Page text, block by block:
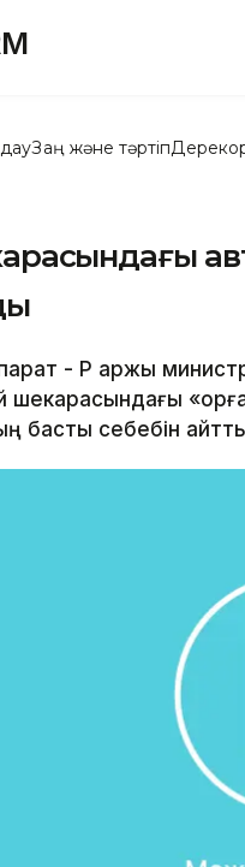
Заң және тәртіп
- ҚР Қаржы
шекарасындағы
басты себебін